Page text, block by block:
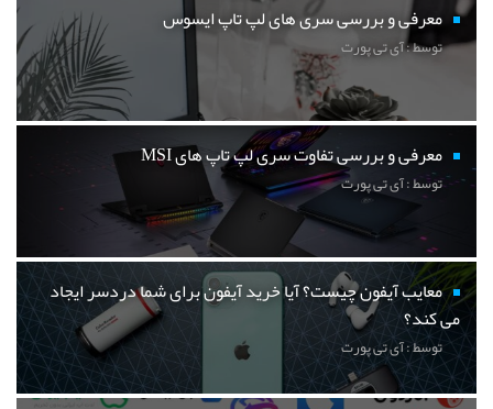
معرفی و بررسی سری های لپ تاپ ایسوس
توسط : آی تی پورت
معرفی و بررسی تفاوت سری لپ تاپ های MSI
توسط : آی تی پورت
معایب آیفون چیست؟ آیا خرید آیفون برای شما دردسر ایجاد
می کند؟
توسط : آی تی پورت